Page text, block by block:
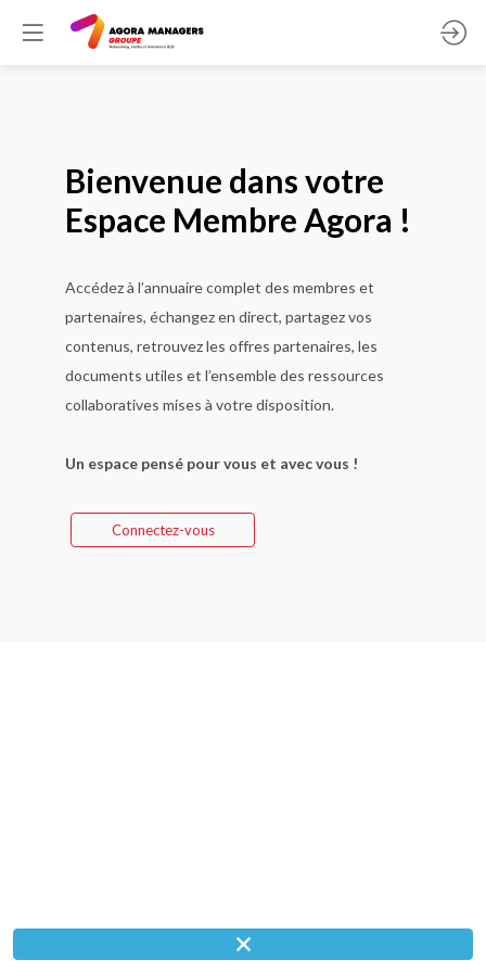
Bienvenue dans votre
Espace Membre Agora !
Accédez à l’annuaire complet des membres et
partenaires, échangez en direct, partagez vos
contenus, retrouvez les offres partenaires, les
documents utiles et l’ensemble des ressources
collaboratives mises à votre disposition.
Un espace pensé pour vous et avec vous !
Connectez-vous